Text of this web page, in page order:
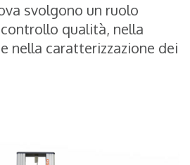
svolgono un ruolo
qualità, nella
nella caratterizzazione dei